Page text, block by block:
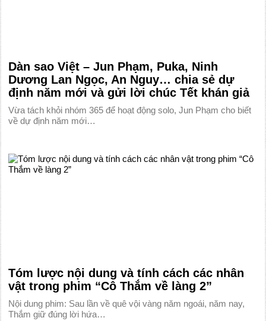
Dàn sao Việt – Jun Phạm, Puka, Ninh
Dương Lan Ngọc, An Nguy… chia sẻ dự
định năm mới và gửi lời chúc Tết khán giả
Vừa tách khỏi nhóm 365 để hoạt động solo, Jun Phạm cho biết
về dự định năm mới…
Tóm lược nội dung và tính cách các nhân
vật trong phim “Cô Thắm về làng 2”
Nội dung phim: Sau lần về quê vội vàng năm ngoái, năm nay,
Thắm giữ đúng lời hứa…